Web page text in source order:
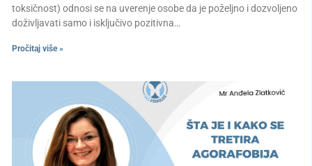
toksičnost) odnosi se na uverenje osobe da je poželjno i dozvoljeno
doživljavati samo i isključivo pozitivna…
Pročitaj više »